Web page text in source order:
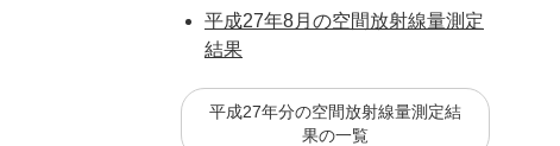
平成27年8月の空間放射線量測定
結果
平成27年分の空間放射線量測定結
果の一覧